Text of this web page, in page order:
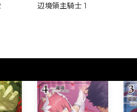
辺境領主騎士 1